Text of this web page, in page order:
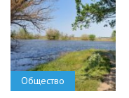
Общество